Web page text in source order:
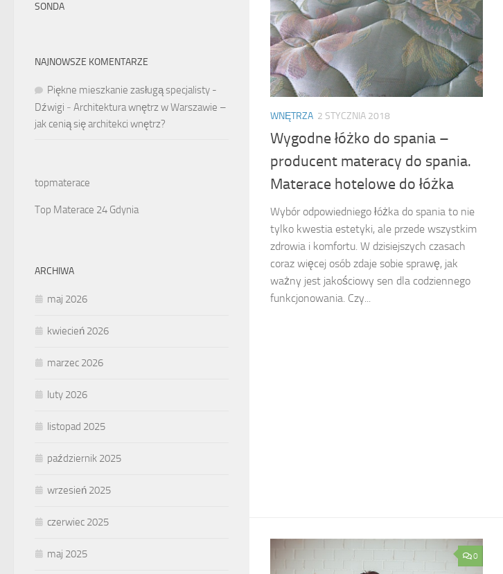
WNĘTRZA 2 STYCZNIA 2018
Wygodne łóżko do spania –
producent materacy do spania.
Materace hotelowe do łóżka
Wybór odpowiedniego łóżka do spania to nie
tylko kwestia estetyki, ale przede wszystkim
zdrowia i komfortu. W dzisiejszych czasach
coraz więcej osób zdaje sobie sprawę, jak
ważny jest jakościowy sen dla codziennego
funkcjonowania. Czy...
0
SONDA
NAJNOWSZE KOMENTARZE
Piękne mieszkanie zasługą specjalisty -
Dźwigi - Architektura wnętrz w Warszawie –
jak cenią się architekci wnętrz?
topmaterace
Top Materace 24 Gdynia
ARCHIWA
maj 2026
kwiecień 2026
marzec 2026
luty 2026
listopad 2025
październik 2025
wrzesień 2025
czerwiec 2025
maj 2025